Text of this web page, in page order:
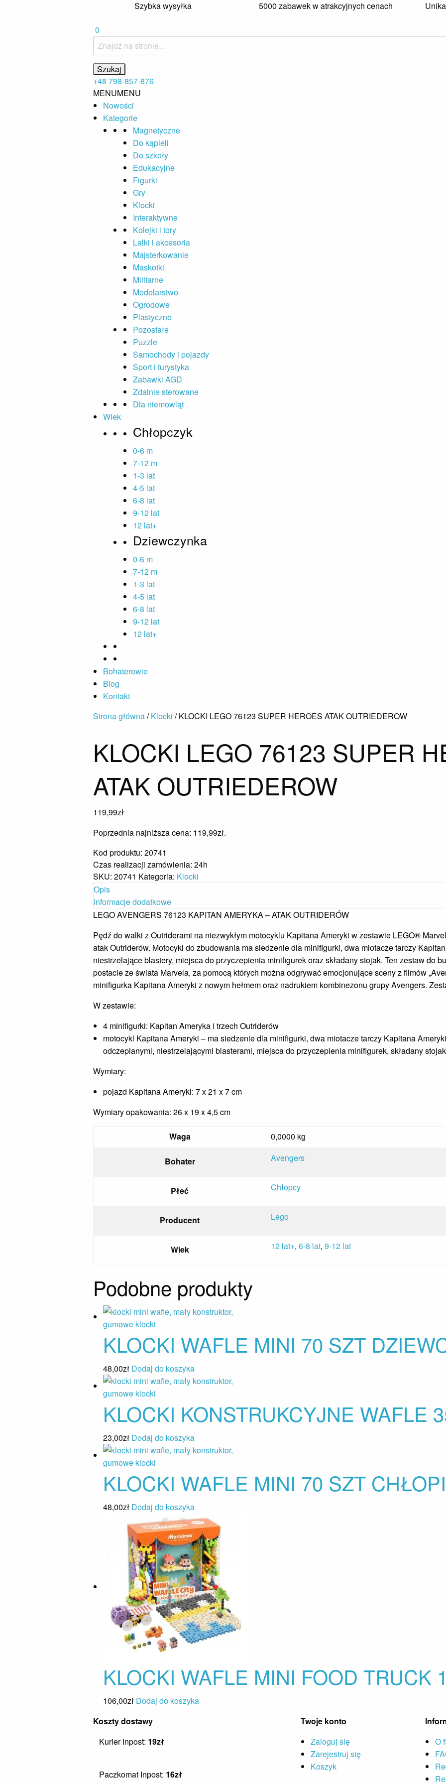
Szybka wysyłka 5000 zabawek w atrakcyjnych cenach
0
+48 798-857-876
MENUMENU
Nowości
Kategorie
Magnetyczne
Do kąpieli
Do szkoły
Edukacyjne
Figurki
Gry
Klocki
Interaktywne
Kolejki i tory
Lalki i akcesoria
Majsterkowanie
Maskotki
Militarne
Modelarstwo
Ogrodowe
Plastyczne
Pozostałe
Puzzle
Samochody i pojazdy
Sport i turystyka
Zabawki AGD
Zdalnie sterowane
Dla niemowląt
Wiek
Chłopczyk
0-6 m
7-12 m
1-3 lat
4-5 lat
6-8 lat
9-12 lat
12 lat+
Dziewczynka
0-6 m
7-12 m
1-3 lat
4-5 lat
6-8 lat
9-12 lat
12 lat+
Bohaterowie
Blog
Kontakt
Strona główna/Klocki / KLOCKI LEGO 76123 SUPER HEROES ATAK OUTRIEDEROW
KLOCKI LEGO 76123 SUPER
ATAK OUTRIEDEROW
119,99zł
Poprzednia najniższa cena: 119,99zł.
Kod produktu: 20741
Czas realizacji zamówienia: 24h
SKU: 20741 Kategoria: Klocki
Opis
Informacje dodatkowe
LEGO AVENGERS 76123 KAPITAN AMERYKA – ATAK OUTRIDERÓW
Pędź do walki z Outriderami na niezwykłym motocyklu Kapitana Ameryki w zestawie LEGO®
atak Outriderów. Motocykl do zbudowania ma siedzenie dla minifigurki, dwa miotacze tarczy
niestrzelające blastery, miejsca do przyczepienia minifigurek oraz składany stojak. Ten zestaw do
postacie ze świata Marvela, za pomocą których można odgrywać emocjonujące sceny z filmów
minifigurka Kapitana Ameryki z nowym hełmem oraz nadrukiem kombinezonu grupy Avengers.
W zestawie:
4 minifigurki: Kapitan Ameryka i trzech Outriderów
motocykl Kapitana Ameryki – ma siedzenie dla minifigurki, dwa miotacze tarczy Kapitana
odczepianymi, niestrzelającymi blasterami, miejsca do przyczepienia minifigurek, składany
Wymiary:
pojazd Kapitana Ameryki: 7 x 21 x 7 cm
Wymiary opakowania: 26 x 19 x 4,5 cm
Waga 0,0000 kg
Bohater Avengers
Płeć Chłopcy
Producent Lego
Wiek 12 lat+, 6-8 lat, 9-12 lat
Podobne produkty
KLOCKI WAFLE MINI 70 SZT
48,00zł Dodaj do koszyka
KLOCKI KONSTRUKCYJNE WAFLE
23,00zł Dodaj do koszyka
KLOCKI WAFLE MINI 70 SZT
48,00zł Dodaj do koszyka
KLOCKI WAFLE MINI FOOD TRUCK
106,00zł Dodaj do koszyka
Koszty dostawy
Kurier Inpost: 19zł
Paczkomat Inpost: 16zł
Twoje konto
Zaloguj się
Zarejestruj się
Koszyk
O